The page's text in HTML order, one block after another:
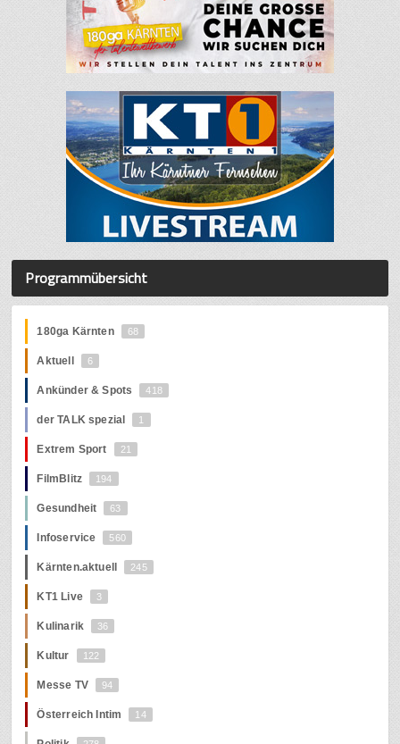
Programmübersicht
180ga Kärnten 68
Aktuell 6
Ankünder & Spots 418
der TALK spezial 1
Extrem Sport 21
FilmBlitz 194
Gesundheit 63
Infoservice 560
Kärnten.aktuell 245
KT1 Live 3
Kulinarik 36
Kultur 122
Messe TV 94
Österreich Intim 14